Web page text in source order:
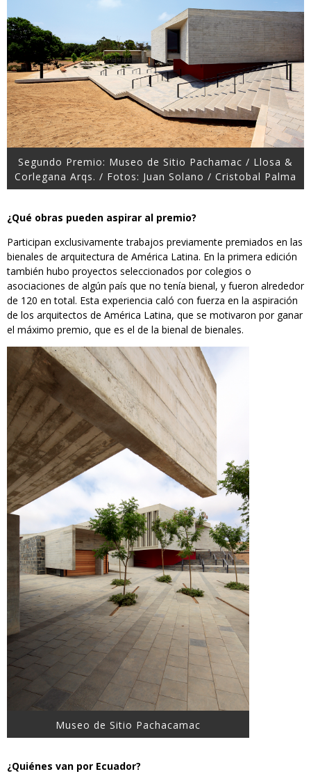
Segundo Premio: Museo de Sitio Pachamac / Llosa &
Corlegana Arqs. / Fotos: Juan Solano / Cristobal Palma
¿Qué obras pueden aspirar al premio?
Participan exclusivamente trabajos previamente premiados en las
bienales de arquitectura de América Latina. En la primera edición
también hubo proyectos seleccionados por colegios o
asociaciones de algún país que no tenía bienal, y fueron alrededor
de 120 en total. Esta experiencia caló con fuerza en la aspiración
de los arquitectos de América Latina, que se motivaron por ganar
el máximo premio, que es el de la bienal de bienales.
Museo de Sitio Pachacamac
¿Quiénes van por Ecuador?